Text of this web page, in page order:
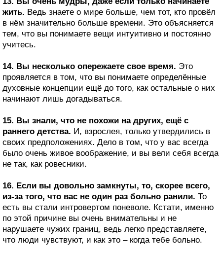
жить. Ведь знаете о мире больше, чем тот, кто провёл
в нём значительно больше времени. Это объясняется
тем, что вы понимаете вещи интуитивно и постоянно
учитесь.
14. Вы несколько опережаете свое время. Это
проявляется в том, что вы понимаете определённые
духовные концепции ещё до того, как остальные о них
начинают лишь догадываться.
15. Вы знали, что не похожи на других, ещё с
раннего детства. И, взрослея, только утвердились в
своих предположениях. Дело в том, что у вас всегда
было очень живое воображение, и вы вели себя всегда
не так, как ровесники.
16. Если вы довольно замкнуты, то, скорее всего,
из-за того, что вас не один раз больно ранили. То
есть вы стали интровертом поневоле. Кстати, именно
по этой причине вы очень внимательны и не
нарушаете чужих границ, ведь легко представляете,
что люди чувствуют, и как это – когда тебе больно.